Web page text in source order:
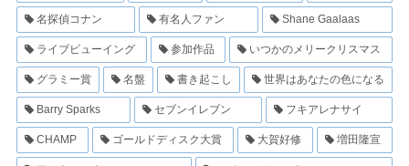
名探偵コナン 有名人ファン Shane Gaalaas
ライブビューイング 参加作品 いつかのメリークリスマス
グラミー賞 名盤 書き起こし 世界はあなたの色になる
Barry Sparks セブンイレブン フキアレナサイ
CHAMP ゴールドディスク大賞 大賀好修 増田隆宣